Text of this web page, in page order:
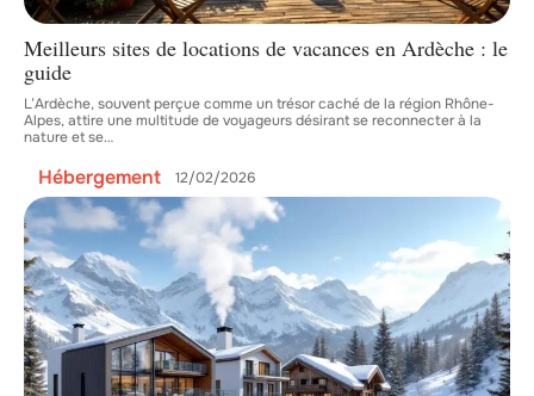
Meilleurs sites de locations de vacances en Ardèche : le
guide
L’Ardèche, souvent perçue comme un trésor caché de la région Rhône-
Alpes, attire une multitude de voyageurs désirant se reconnecter à la
nature et se…
Hébergement 12/02/2026